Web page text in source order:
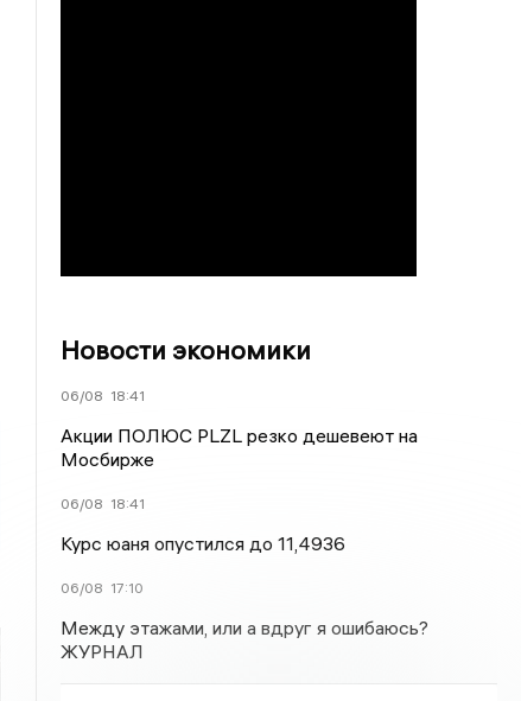
Новости экономики
06/08 18:41
Акции ПОЛЮС PLZL резко дешевеют на
Мосбирже
06/08 18:41
Курс юаня опустился до 11,4936
06/08 17:10
Между этажами, или а вдруг я ошибаюсь?
ЖУРНАЛ